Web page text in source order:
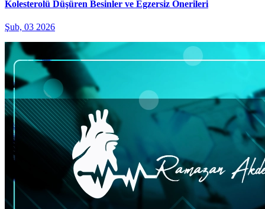
Kolesterolü Düşüren Besinler ve Egzersiz Önerileri
Şub, 03 2026